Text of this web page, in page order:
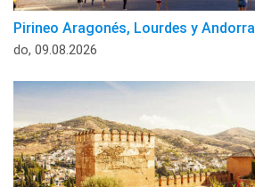
Pirineo Aragonés, Lourdes y Andorra
do, 09.08.2026